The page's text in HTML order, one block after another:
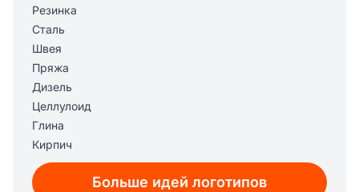
Резинка
Сталь
Швея
Пряжа
Дизель
Целлулоид
Глина
Кирпич
Больше идей логотипов